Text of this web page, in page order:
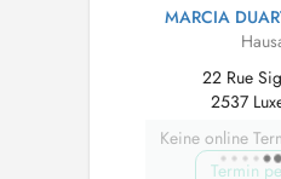
MARCIA
22 Rue
2537
Keine online
Termin